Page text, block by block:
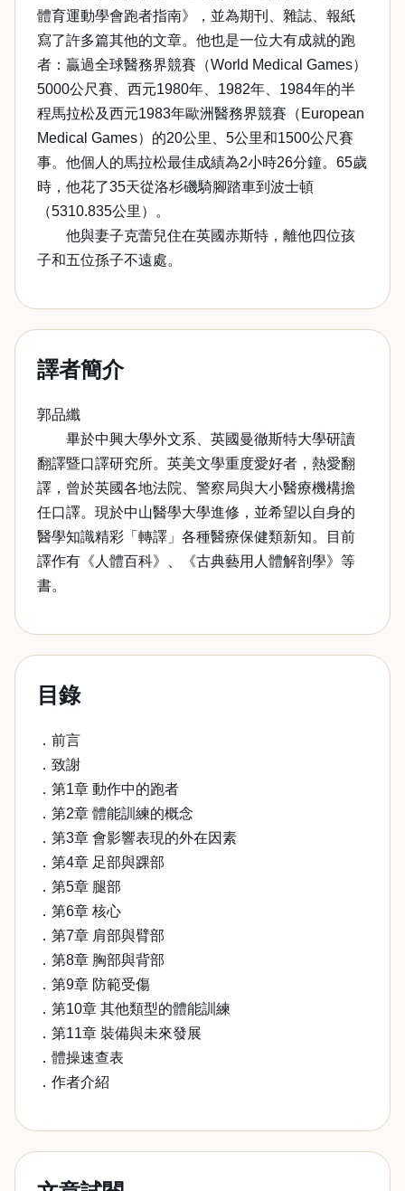
體育運動學會跑者指南》，並為期刊、雜誌、報紙
寫了許多篇其他的文章。他也是一位大有成就的跑
者：贏過全球醫務界競賽（World Medical Games）
5000公尺賽、西元1980年、1982年、1984年的半
程馬拉松及西元1983年歐洲醫務界競賽（European
Medical Games）的20公里、5公里和1500公尺賽
事。他個人的馬拉松最佳成績為2小時26分鐘。65歲
時，他花了35天從洛杉磯騎腳踏車到波士頓
（5310.835公里）。
他與妻子克蕾兒住在英國赤斯特，離他四位孩
子和五位孫子不遠處。
譯者簡介
郭品纖
畢於中興大學外文系、英國曼徹斯特大學研讀
翻譯暨口譯研究所。英美文學重度愛好者，熱愛翻
譯，曾於英國各地法院、警察局與大小醫療機構擔
任口譯。現於中山醫學大學進修，並希望以自身的
醫學知識精彩「轉譯」各種醫療保健類新知。目前
譯作有《人體百科》、《古典藝用人體解剖學》等
書。
目錄
．前言
．致謝
．第1章 動作中的跑者
．第2章 體能訓練的概念
．第3章 會影響表現的外在因素
．第4章 足部與踝部
．第5章 腿部
．第6章 核心
．第7章 肩部與臂部
．第8章 胸部與背部
．第9章 防範受傷
．第10章 其他類型的體能訓練
．第11章 裝備與未來發展
．體操速查表
．作者介紹